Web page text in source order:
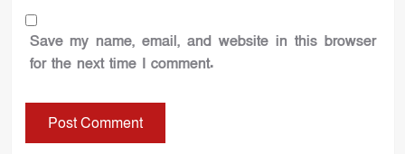
Save my name, email, and website in this browser
for the next time I comment.